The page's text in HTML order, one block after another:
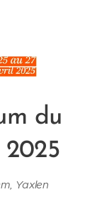
du
2025
Yaxlen